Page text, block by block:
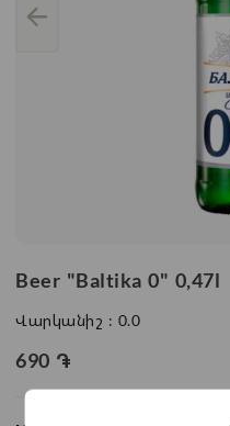
Beer "Baltika 0" 0,47l
Վարկանիշ : 0.0
690 ֏